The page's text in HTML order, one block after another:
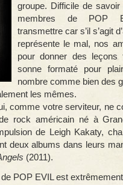
groupe. Difficile de
membres de POP
transmettre car s’il s’agit
représente le mal, nos
pour donner des leçons
sonne formaté pour
nombre comme bien des
les mêmes.
comme votre serviteur, ne
rock américain né à
de Leigh Kakaty,
deux albums dans leurs
(2011).
POP EVIL est extrêmement